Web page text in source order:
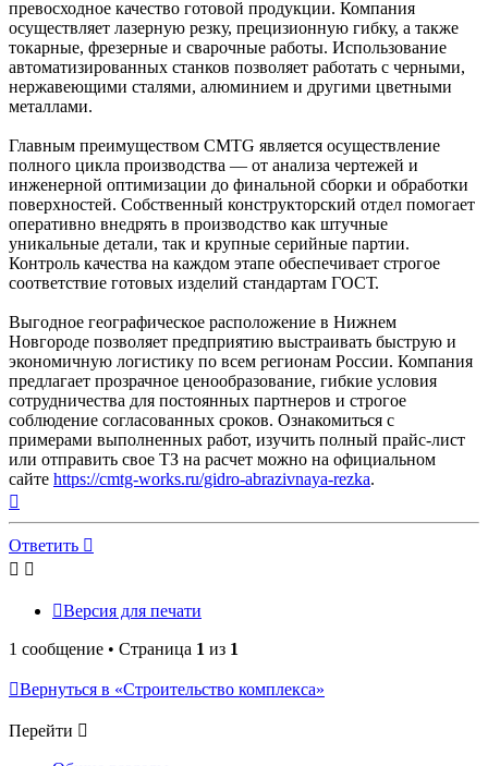
превосходное качество готовой продукции. Компания
осуществляет лазерную резку, прецизионную гибку, а также
токарные, фрезерные и сварочные работы. Использование
автоматизированных станков позволяет работать с черными,
нержавеющими сталями, алюминием и другими цветными
металлами.
Главным преимуществом CMTG является осуществление
полного цикла производства — от анализа чертежей и
инженерной оптимизации до финальной сборки и обработки
поверхностей. Собственный конструкторский отдел помогает
оперативно внедрять в производство как штучные
уникальные детали, так и крупные серийные партии.
Контроль качества на каждом этапе обеспечивает строгое
соответствие готовых изделий стандартам ГОСТ.
Выгодное географическое расположение в Нижнем
Новгороде позволяет предприятию выстраивать быструю и
экономичную логистику по всем регионам России. Компания
предлагает прозрачное ценообразование, гибкие условия
сотрудничества для постоянных партнеров и строгое
соблюдение согласованных сроков. Ознакомиться с
примерами выполненных работ, изучить полный прайс-лист
или отправить свое ТЗ на расчет можно на официальном
сайте https://cmtg-works.ru/gidro-abrazivnaya-rezka.
началу
Ответить
Версия для печати
1 сообщение • Страница 1 из 1
Вернуться в «Строительство комплекса»
Перейти